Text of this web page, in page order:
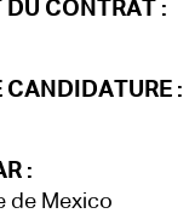
DU CONTRAT :
CANDIDATURE :
:
de Mexico